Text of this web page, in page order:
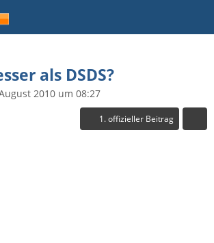
als DSDS?
2010 um 08:27
1. offizieller Beitrag